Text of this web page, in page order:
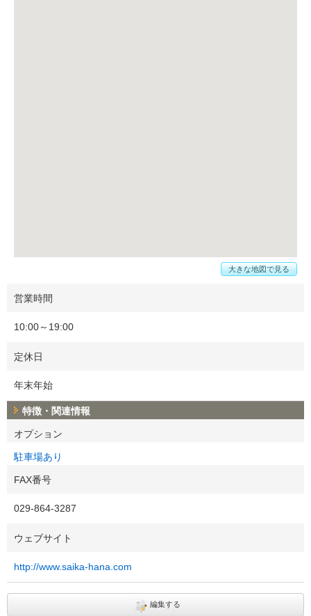
大きな地図で見る
営業時間
10:00～19:00
定休日
年末年始
特徴・関連情報
オプション
駐車場あり
FAX番号
029-864-3287
ウェブサイト
http://www.saika-hana.com
編集する